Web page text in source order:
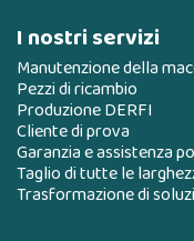
I nostri servizi
Manutenzione della
Pezzi di ricambio
Produzione DERFI
Cliente di prova
Garanzia e assistenza
Taglio di tutte le
Trasformazione di